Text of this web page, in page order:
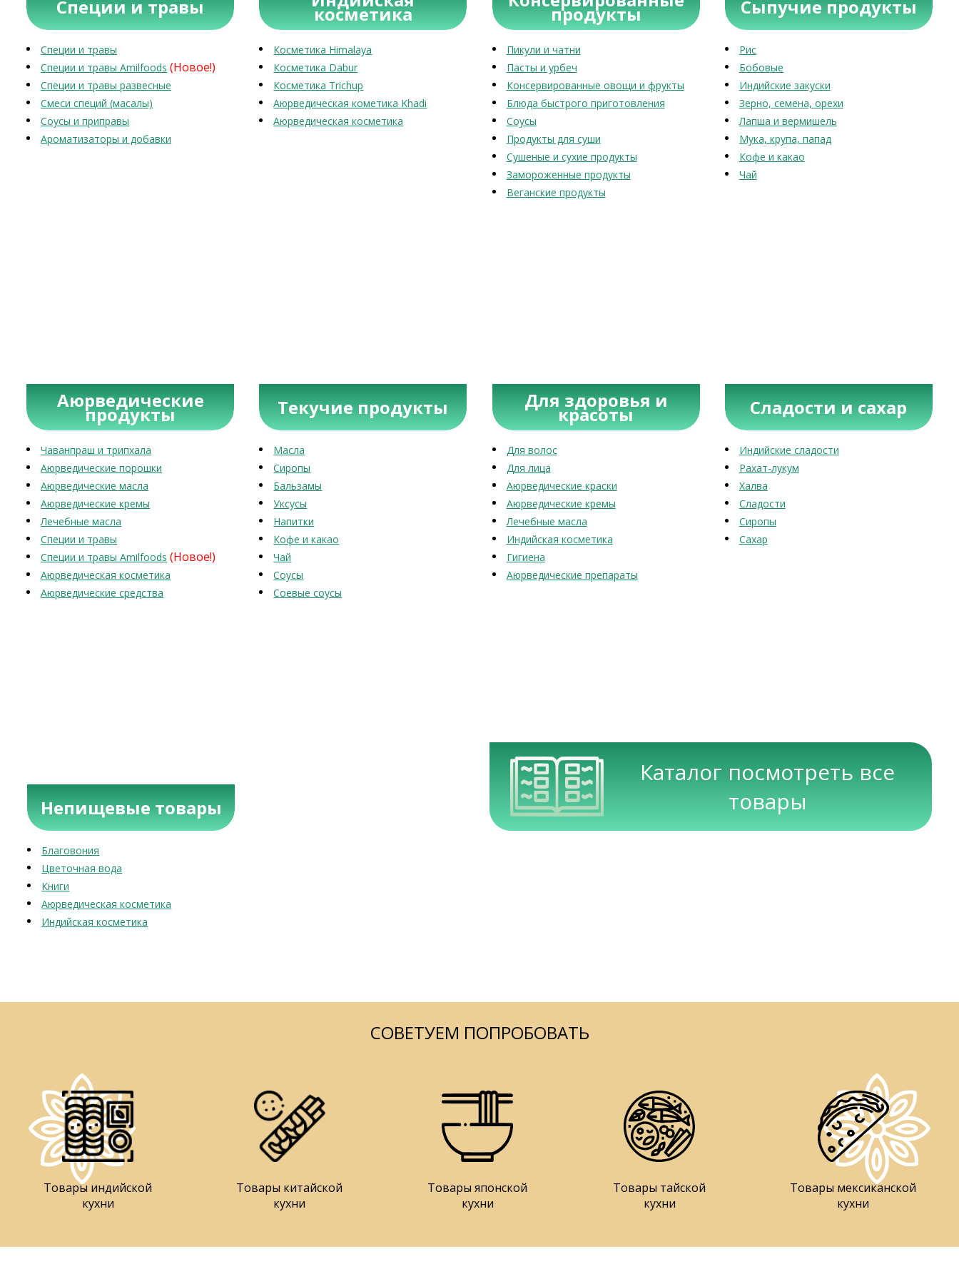
Специи и травы
Специи и травы
Специи и травы Amilfoods (Новое!)
Специи и травы развесные
Смеси специй (масалы)
Соусы и приправы
Ароматизаторы и добавки
косметика
Косметика Himalaya
Косметика Dabur
Косметика Trichup
Аюрведическая кометика Khadi
Аюрведическая косметика
продукты
Пикули и чатни
Пасты и урбеч
Консервированные овощи и фрукты
Блюда быстрого приготовления
Соусы
Продукты для суши
Сушеные и сухие продукты
Замороженные продукты
Веганские продукты
Сыпучие продукты
Рис
Бобовые
Индийские закуски
Зерно, семена, орехи
Лапша и вермишель
Мука, крупа, папад
Кофе и какао
Чай
Аюрведические
продукты
Чаванпраш и трипхала
Аюрведические порошки
Аюрведические масла
Аюрведические кремы
Лечебные масла
Специи и травы
Специи и травы Amilfoods (Новое!)
Аюрведическая косметика
Аюрведические средства
Текучие продукты
Масла
Сиропы
Бальзамы
Уксусы
Напитки
Кофе и какао
Чай
Соусы
Соевые соусы
Для здоровья и
красоты
Для волос
Для лица
Аюрведические краски
Аюрведические кремы
Лечебные масла
Индийская косметика
Гигиена
Аюрведические препараты
Сладости и сахар
Индийские сладости
Рахат-лукум
Халва
Сладости
Сиропы
Сахар
Непищевые товары
Благовония
Цветочная вода
Книги
Аюрведическая косметика
Индийская косметика
Каталог посмотреть все
товары
СОВЕТУЕМ ПОПРОБОВАТЬ
Товары индийской
кухни
Товары китайской
кухни
Товары японской
кухни
Товары тайской
кухни
Товары мексиканской
кухни